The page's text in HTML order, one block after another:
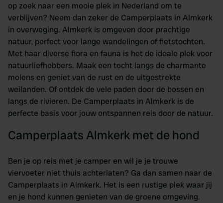
op zoek naar een mooie plek in Nederland om te
verblijven? Neem dan zeker de Camperplaats in Almkerk
in overweging. Almkerk is omgeven door prachtige
natuur, perfect voor lange wandelingen of fietstochten.
Met haar diverse flora en fauna is het de ideale plek voor
natuurliefhebbers. Maak een tocht langs de charmante
molens en geniet van de rust en de uitgestrekte
weilanden. Of ontdek de vele paden door de bossen en
langs de rivieren. De Camperplaats in Almkerk is de
perfecte basis voor jouw ontspannen reis door de natuur.
Camperplaats Almkerk met de hond
Ben je op reis met je camper en wil je je trouwe
viervoeter niet thuis achterlaten? Ga dan samen naar de
Camperplaats in Almkerk. Het is een rustige plek waar jij
en je hond kunnen genieten van de groene omgeving.